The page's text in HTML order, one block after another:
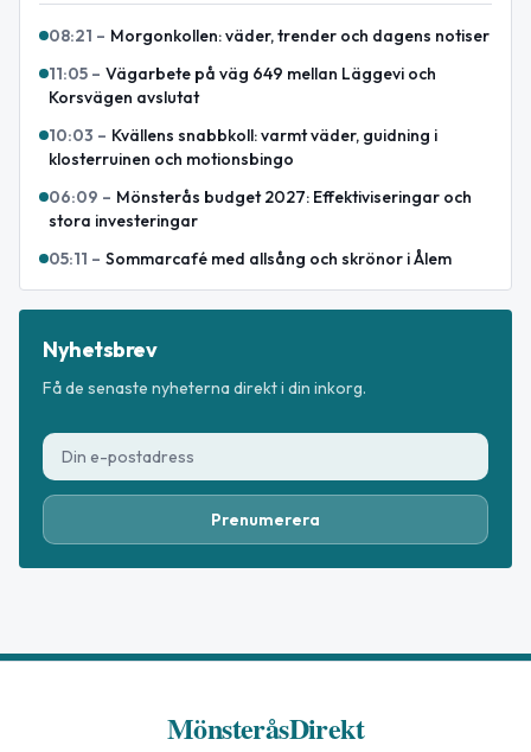
08:21 – Morgonkollen: väder, trender och dagens notiser
11:05 – Vägarbete på väg 649 mellan Läggevi och
Korsvägen avslutat
10:03 – Kvällens snabbkoll: varmt väder, guidning i
klosterruinen och motionsbingo
06:09 – Mönsterås budget 2027: Effektiviseringar och
stora investeringar
05:11 – Sommarcafé med allsång och skrönor i Ålem
Nyhetsbrev
Få de senaste nyheterna direkt i din inkorg.
Prenumerera
MönsteråsDirekt